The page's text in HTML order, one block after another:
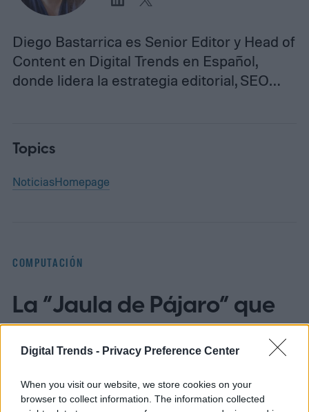
Digital Trends - Privacy Preference Center
When you visit our website, we store cookies on your
browser to collect information. The information collected
Diego Bastarrica es Senior Editor y Head of
Content en Digital Trends en Español,
donde lidera la estrategia editorial, SEO…
Topics
NoticiasHomepage
COMPUTACIÓN
La “Jaula de Pájaro” que
promete ordenar el caos
de ChatGPT